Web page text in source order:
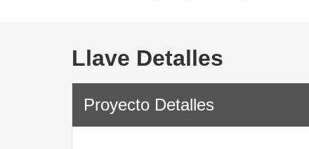
Llave Detalles
Proyecto Detalles